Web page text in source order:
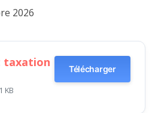
2026
taxation
KB
Télécharger